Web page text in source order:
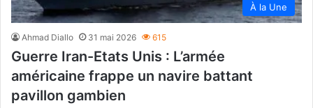
À la Une
Ahmad Diallo 31 mai 2026 615
Guerre Iran-Etats Unis : L’armée
américaine frappe un navire battant
pavillon gambien